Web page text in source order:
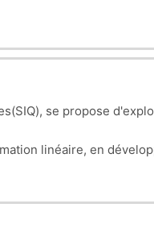
se propose
linéaire, en
Ce cours